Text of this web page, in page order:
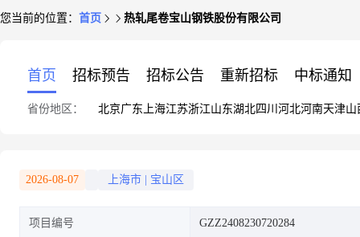
您当前的位置： 首页 热轧尾卷宝山钢铁股份有限公司
首页 招标预告 招标公告 重新招标 中标通知
省份地区： 北京广东 上海江苏浙江山东湖北四川 河北河南天津山
2026-08-07 上海市 宝山区
项目编号 GZZ2408230720284